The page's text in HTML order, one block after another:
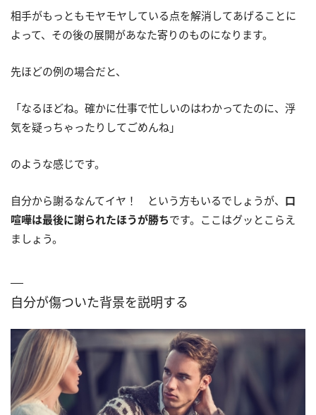
相手がもっともモヤモヤしている点を解消してあげることに
よって、その後の展開があなた寄りのものになります。
先ほどの例の場合だと、
「なるほどね。確かに仕事で忙しいのはわかってたのに、浮
気を疑っちゃったりしてごめんね」
のような感じです。
自分から謝るなんてイヤ！ という方もいるでしょうが、 口
喧嘩は最後に謝られたほうが勝ちです。ここはグッとこらえ
ましょう。
自分が傷ついた背景を説明する